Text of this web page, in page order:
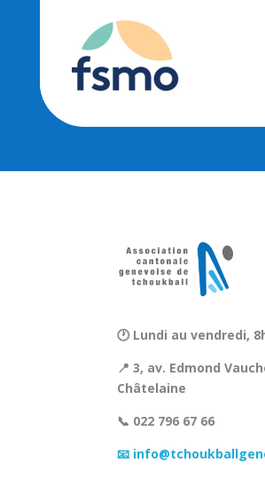
🕐 Lundi au vendredi,
📍 3, av. Edmond
Châtelaine
📞 022 796 67 66
📧